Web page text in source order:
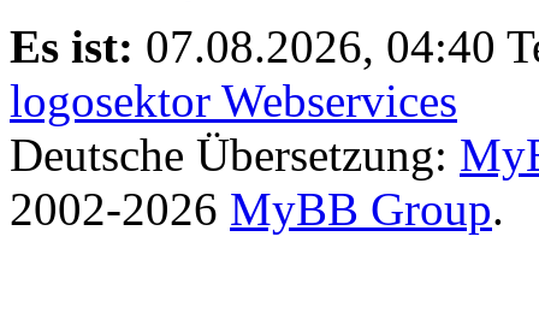
Es ist: 07.08.2026, 04:40
logosektor Webservices
Deutsche Übersetzung:
2002-2026 MyBB Group.